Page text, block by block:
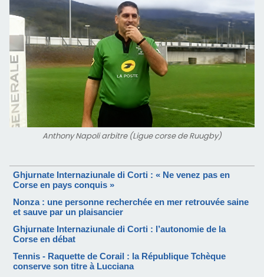
Anthony Napoli arbitre (Ligue corse de Ruugby)
Ghjurnate Internaziunale di Corti : « Ne venez pas en
Corse en pays conquis »
Nonza : une personne recherchée en mer retrouvée saine
et sauve par un plaisancier
Ghjurnate Internaziunale di Corti : l’autonomie de la
Corse en débat
Tennis - Raquette de Corail : la République Tchèque
conserve son titre à Lucciana